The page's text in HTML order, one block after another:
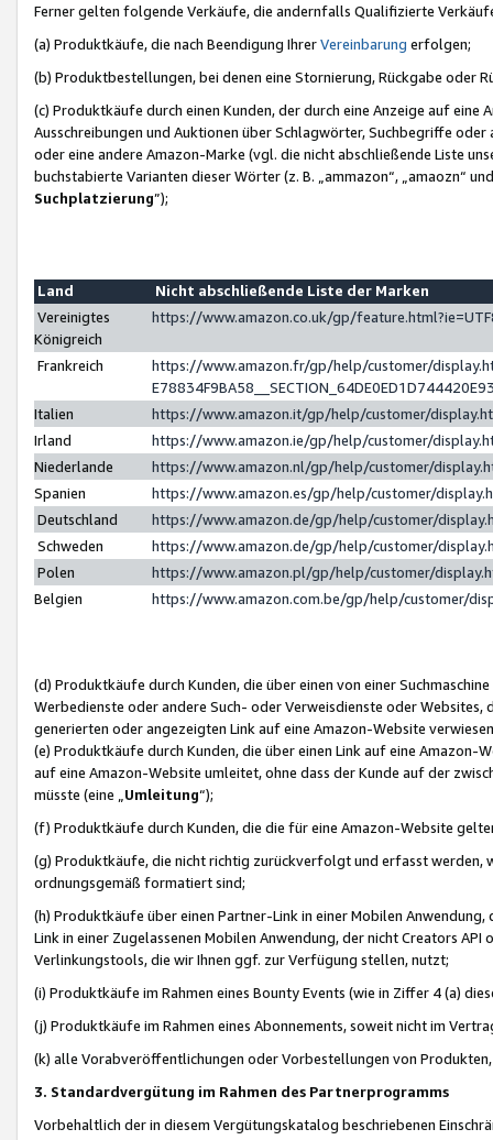
Ferner gelten folgende Verkäufe, die andernfalls Qualifizierte
(a) Produktkäufe, die nach Beendigung IhrerVereinbarung erfolgen;
(b) Produktbestellungen, bei denen eine Stornierung, Rückgabe oder
(c) Produktkäufe durch einen Kunden, der durch eine Anzeige auf
Ausschreibungen und Auktionen über Schlagwörter, Suchbegriffe
oder eine andere Amazon-Marke (vgl. die nicht abschließende Liste
buchstabierte Varianten dieser Wörter (z. B. „ammazon“, „amaozn“
Suchplatzierung”);
Land
Nicht abschließende Liste der Marken
Vereinigtes
Königreich
https://www.amazon.co.uk/gp/
Frankreich
https://www.amazon.fr/gp/help/customer/
Italien
https://www.amazon.it/gp/help/customer/
Irland
https://www.amazon.ie/gp/help/customer/
Niederlande
https://www.amazon.nl/gp/help/customer/
Spanien
https://www.amazon.es/gp/help/customer/
Deutschland
https://www.amazon.de/gp/help/customer/
Schweden
https://www.amazon.de/gp/help/customer/
Polen
https://www.amazon.pl/gp/help/customer/
Belgien
https://www.amazon.com.be/gp/help/customer/
(d) Produktkäufe durch Kunden, die über einen von einer
Werbedienste oder andere Such- oder Verweisdienste oder Websites,
generierten oder angezeigten Link auf eine Amazon-Website
(e) Produktkäufe durch Kunden, die über einen Link auf eine
auf eine Amazon-Website umleitet, ohne dass der Kunde auf der
müsste (eine „ Umleitung“);
(f) Produktkäufe durch Kunden, die die für eine Amazon-Website
(g) Produktkäufe, die nicht richtig zurückverfolgt und erfasst werden,
ordnungsgemäß formatiert sind;
(h) Produktkäufe über einen Partner-Link in einer Mobilen
Link in einer Zugelassenen Mobilen Anwendung, der nicht Creators
Verlinkungstools, die wir Ihnen ggf. zur Verfügung stellen, nutzt;
(i) Produktkäufe im Rahmen eines Bounty Events (wie in Ziffer 4 (a)
(j) Produktkäufe im Rahmen eines Abonnements, soweit nicht im
(k) alle Vorabveröffentlichungen oder Vorbestellungen von
3. Standardvergütung im Rahmen des Partnerprogramms
Vorbehaltlich der in diesem Vergütungskatalog beschriebenen